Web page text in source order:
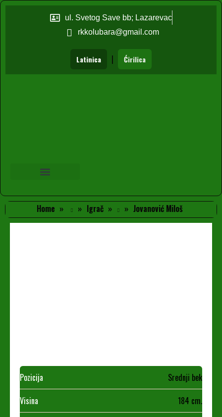
ul. Svetog Save bb; Lazarevac
rkkolubara@gmail.com
Latinica | Ćirilica
Home Igrač Jovanović Miloš
Pozicija
Srednji bek
Visina
184 cm.